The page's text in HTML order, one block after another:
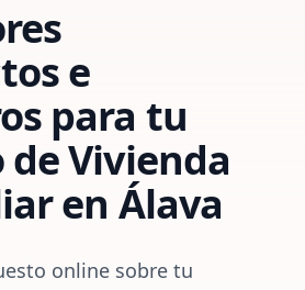
e
para tu
de Vivienda
en Álava
online sobre tu